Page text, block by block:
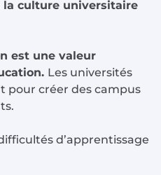
la culture universitaire
est une valeur
Les universités
pour créer des campus
d’apprentissage